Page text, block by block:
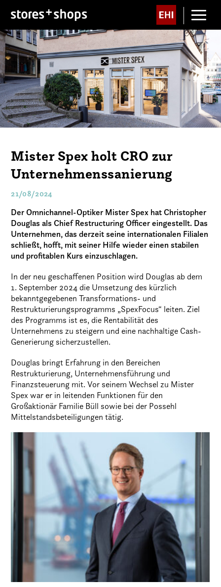
Mister Spex holt CRO zur
Unternehmenssanierung
21/08/2024
Der Omnichannel-Optiker Mister Spex hat Christopher
Douglas als Chief Restructuring Officer eingestellt. Das
Unternehmen, das derzeit seine internationalen Filialen
schließt, hofft, mit seiner Hilfe wieder einen stabilen
und profitablen Kurs einzuschlagen.
In der neu geschaffenen Position wird Douglas ab dem
1. September 2024 die Umsetzung des kürzlich
bekanntgegebenen Transformations- und
Restrukturierungsprogramms „SpexFocus“ leiten. Ziel
des Programms ist es, die Rentabilität des
Unternehmens zu steigern und eine nachhaltige Cash-
Generierung sicherzustellen.
Douglas bringt Erfahrung in den Bereichen
Restrukturierung, Unternehmensführung und
Finanzsteuerung mit. Vor seinem Wechsel zu Mister
Spex war er in leitenden Funktionen für den
Großaktionär Familie Büll sowie bei der Possehl
Mittelstandsbeteiligungen tätig.